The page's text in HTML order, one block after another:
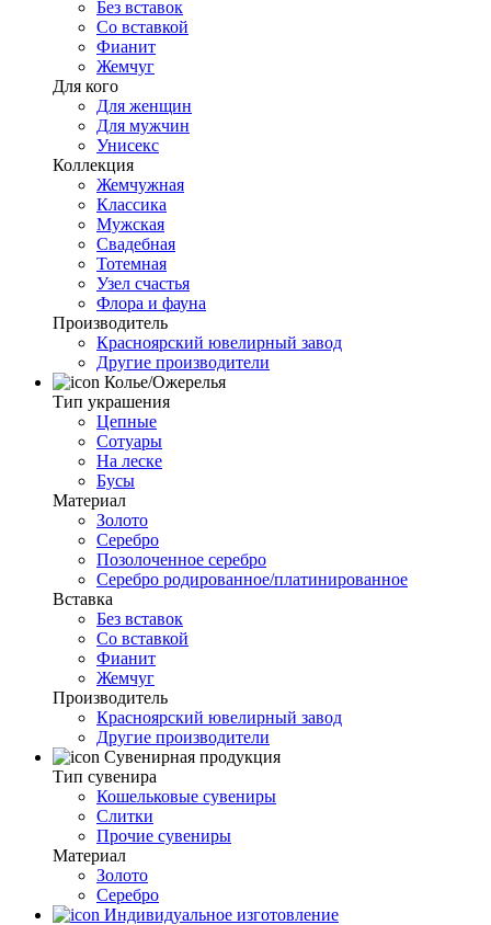
Без вставок
Со вставкой
Фианит
Жемчуг
Для кого
Для женщин
Для мужчин
Унисекс
Коллекция
Жемчужная
Классика
Мужская
Свадебная
Тотемная
Узел счастья
Флора и фауна
Производитель
Красноярский ювелирный завод
Другие производители
Колье/Ожерелья
Тип украшения
Цепные
Сотуары
На леске
Бусы
Материал
Золото
Серебро
Позолоченное серебро
Серебро родированное/платинированное
Вставка
Без вставок
Со вставкой
Фианит
Жемчуг
Производитель
Красноярский ювелирный завод
Другие производители
Сувенирная продукция
Тип сувенира
Кошельковые сувениры
Слитки
Прочие сувениры
Материал
Золото
Серебро
Индивидуальное изготовление